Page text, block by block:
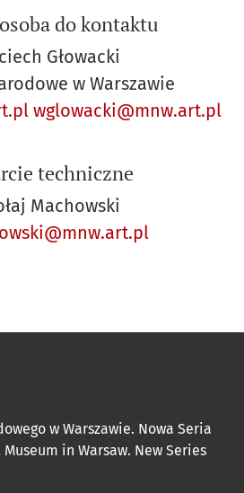
do kontaktu
Głowacki
w Warszawie
wglowacki@mnw.art.pl
techniczne
Machowski
w Warszawie. Nowa Seria
in Warsaw. New Series